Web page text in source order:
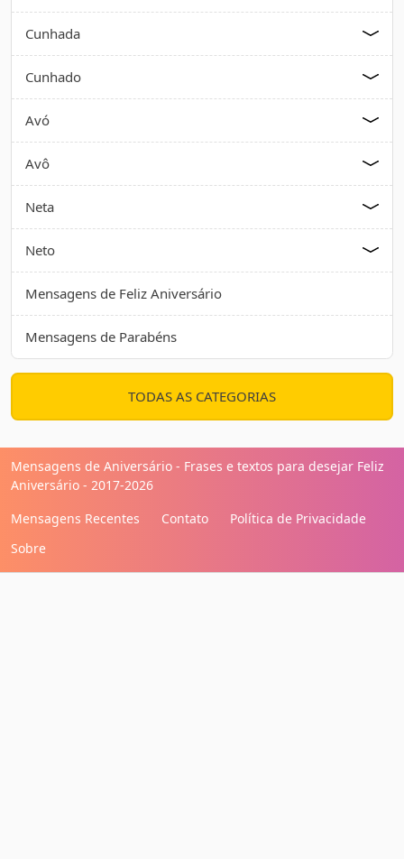
Cunhada
Cunhado
Avó
Avô
Neta
Neto
Mensagens de Feliz Aniversário
Mensagens de Parabéns
TODAS AS CATEGORIAS
Mensagens de Aniversário - Frases e textos para desejar Feliz
Aniversário - 2017-2026
Mensagens Recentes
Contato
Política de Privacidade
Sobre